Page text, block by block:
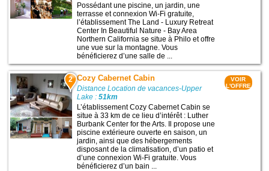
Possédant une piscine, un jardin, une
terrasse et connexion Wi-Fi gratuite,
l’établissement The Land - Luxury Retreat
Center In Beautiful Nature - Bay Area
Northern California se situe à Philo et offre
une vue sur la montagne. Vous
bénéficierez d’une salle de ...
2 Cozy Cabernet Cabin
Distance Location de vacances-Upper
Lake :51km
L’établissement Cozy Cabernet Cabin se
situe à 33 km de ce lieu d’intérêt : Luther
Burbank Center for the Arts. Il propose une
piscine extérieure ouverte en saison, un
jardin, ainsi que des hébergements
disposant de la climatisation, d’un patio et
d’une connexion Wi-Fi gratuite. Vous
bénéficierez d’un bain ...
VOIR
L'OFFRE